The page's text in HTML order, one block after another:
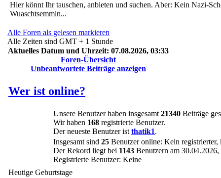
Hier könnt Ihr tauschen, anbieten und suchen. Aber: Kein Nazi-
Wuaschtsemmln...
Alle Foren als gelesen markieren
Alle Zeiten sind GMT + 1 Stunde
Aktuelles Datum und Uhrzeit: 07.08.2026, 03:33
Foren-Übersicht
Unbeantwortete Beiträge anzeigen
Wer ist online?
Unsere Benutzer haben insgesamt 21340 Beiträge
Wir haben 168 registrierte Benutzer.
Der neueste Benutzer ist thatik1.
Insgesamt sind 25 Benutzer online: Kein
Der Rekord liegt bei 1143 Benutzern am 30.04.2026,
Registrierte Benutzer: Keine
Heutige Geburtstage